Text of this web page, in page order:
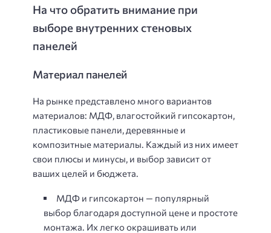
На что обратить внимание при
выборе внутренних стеновых
панелей
Материал панелей
На рынке представлено много вариантов
материалов: МДФ, влагостойкий гипсокартон,
пластиковые панели, деревянные и
композитные материалы. Каждый из них имеет
свои плюсы и минусы, и выбор зависит от
ваших целей и бюджета.
МДФ и гипсокартон — популярный
выбор благодаря доступной цене и простоте
монтажа. Их легко окрашивать или